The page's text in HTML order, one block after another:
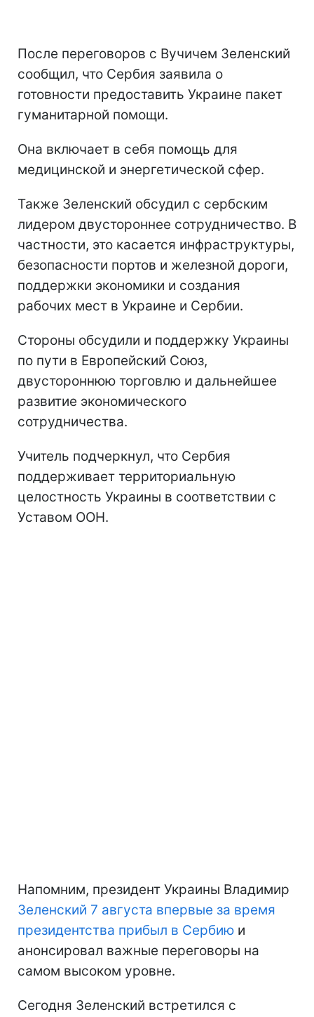
После переговоров с Вучичем Зеленский
сообщил, что Сербия заявила о
готовности предоставить Украине пакет
гуманитарной помощи.
Она включает в себя помощь для
медицинской и энергетической сфер.
Также Зеленский обсудил с сербским
лидером двустороннее сотрудничество. В
частности, это касается инфраструктуры,
безопасности портов и железной дороги,
поддержки экономики и создания
рабочих мест в Украине и Сербии.
Стороны обсудили и поддержку Украины
по пути в Европейский Союз,
двустороннюю торговлю и дальнейшее
развитие экономического
сотрудничества.
Учитель подчеркнул, что Сербия
поддерживает территориальную
целостность Украины в соответствии с
Уставом ООН.
Напомним, президент Украины Владимир
Зеленский 7 августа впервые за время
президентства прибыл в Сербию и
анонсировал важные переговоры на
самом высоком уровне.
Сегодня Зеленский встретился с